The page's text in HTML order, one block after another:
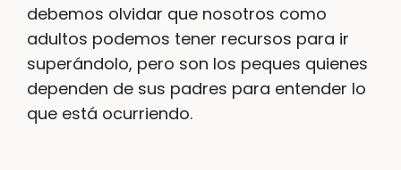
debemos olvidar que nosotros como
adultos podemos tener recursos para ir
superándolo, pero son los peques quienes
dependen de sus padres para entender lo
que está ocurriendo.